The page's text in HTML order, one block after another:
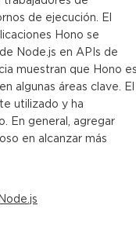
de ejecución. El
Hono se
Node.js en APIs de
muestran que Hono
algunas áreas clave. El
utilizado y ha
En general, agregar
en alcanzar más